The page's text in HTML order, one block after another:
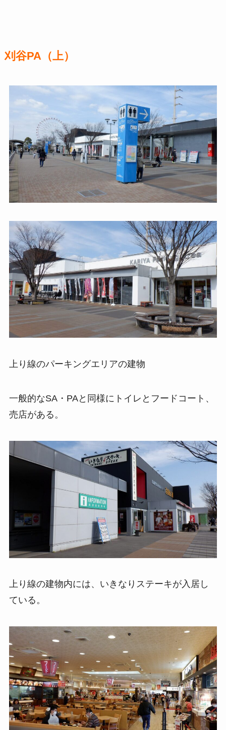
刈谷PA（上）
上り線のパーキングエリアの建物
一般的なSA・PAと同様にトイレとフードコート、
売店がある。
上り線の建物内には、いきなりステーキが入居し
ている。